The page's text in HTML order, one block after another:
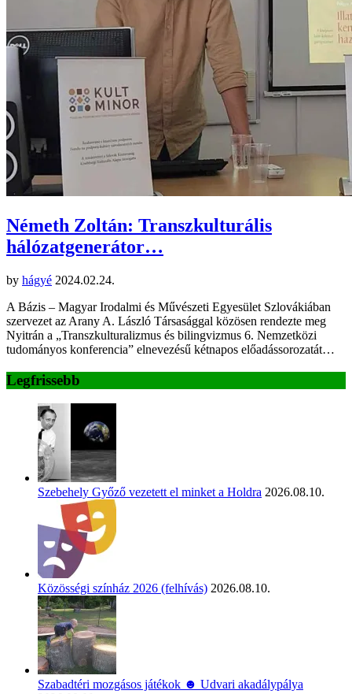
Németh Zoltán: Transzkulturális
hálózatgenerátor…
by hágyé 2024.02.24.
A Bázis – Magyar Irodalmi és Művészeti Egyesület Szlovákiában
szervezet az Arany A. László Társasággal közösen rendezte meg
Nyitrán a „Transzkulturalizmus és bilingvizmus 6. Nemzetközi
tudományos konferencia” elnevezésű kétnapos előadássorozatát…
Legfrissebb
Szebehely Győző vezetett el minket a Holdra 2026.08.10.
Közösségi színház 2026 (felhívás) 2026.08.10.
Szabadtéri mozgásos játékok ☻ Udvari akadálypálya